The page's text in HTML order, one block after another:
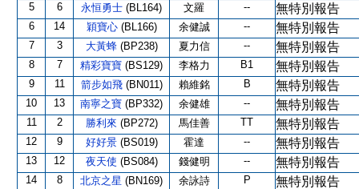
5 6 永恒勇士 (BL164) 文羅 -- 無特別報告
6 14 穎寶心 (BL166) 余健誠 -- 無特別報告
7 3 大黃蜂 (BP238) 夏力信 -- 無特別報告
8 7 精彩寶寶 (BS129) 李格力 B1 無特別報告
9 11 箭步如飛 (BN011) 賴維銘 B 無特別報告
10 13 南寧之寶 (BP332) 余健雄 -- 無特別報告
11 2 勝利來 (BP272) 馬佳善 TT 無特別報告
12 9 好好景 (BS019) 霍達 -- 無特別報告
13 12 夜天使 (BS084) 錢健明 -- 無特別報告
14 8 北京之星 (BN169) 余詠詩 P 無特別報告